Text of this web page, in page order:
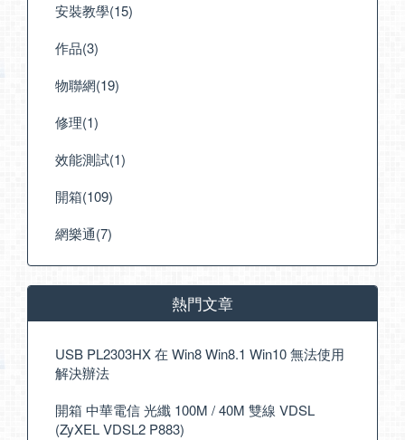
安裝教學(15)
作品(3)
物聯網(19)
修理(1)
效能測試(1)
開箱(109)
網樂通(7)
熱門文章
USB PL2303HX 在 Win8 Win8.1 Win10 無法使用
解決辦法
開箱 中華電信 光纖 100M / 40M 雙線 VDSL
(ZyXEL VDSL2 P883)